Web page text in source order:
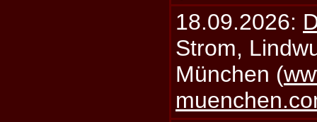
18.09.2026:
Strom,
München (